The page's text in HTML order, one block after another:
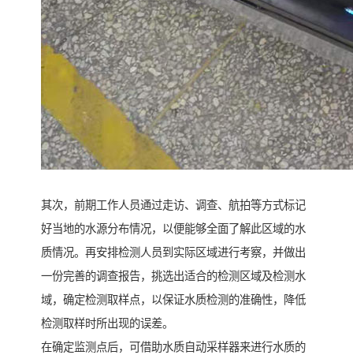
其次，前期工作人员通过走访、调查、航拍等方式标记
好当地的水源分布情况，以便能够全面了解此区域的水
质情况。再安排检测人员到实际区域进行考察，并做出
一份完善的调查报告，挑选出适合的检测区域及检测水
域，确定检测取样点，以保证水质检测的准确性，降低
检测取样时所出现的误差。
在确定监测点后，可借助水质自动采样器来进行水质的